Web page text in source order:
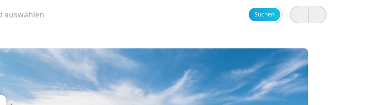
Suchen